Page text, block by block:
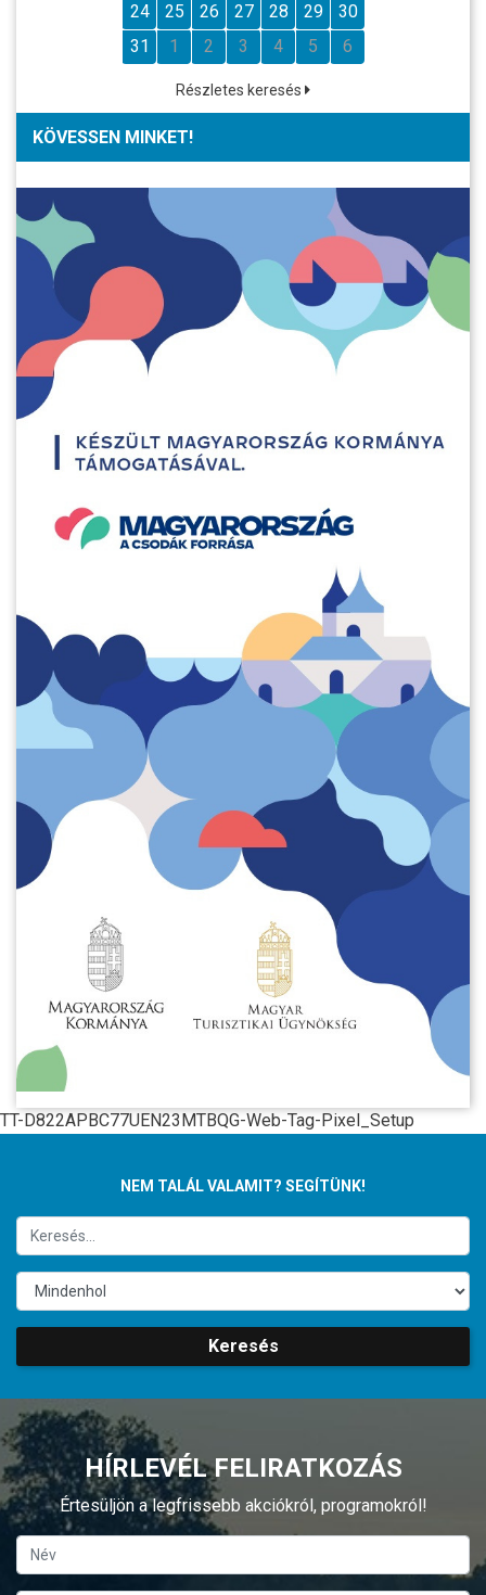
24
25 26 27 28 29
30
31
1 2 3 4 5 6
Részletes keresés
KÖVESSEN MINKET!
TT-D822APBC77UEN23MTBQG-Web-Tag-Pixel_Setup
NEM TALÁL VALAMIT? SEGÍTÜNK!
Keresés
HÍRLEVÉL FELIRATKOZÁS
Értesüljön a legfrissebb akciókról, programokról!